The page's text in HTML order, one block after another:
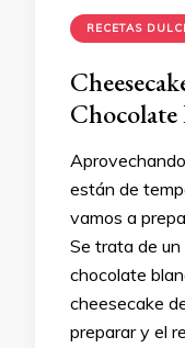
RECETAS
Chocolate
están de
vamos a
Se trata de
chocolate
cheesecake
preparar y el